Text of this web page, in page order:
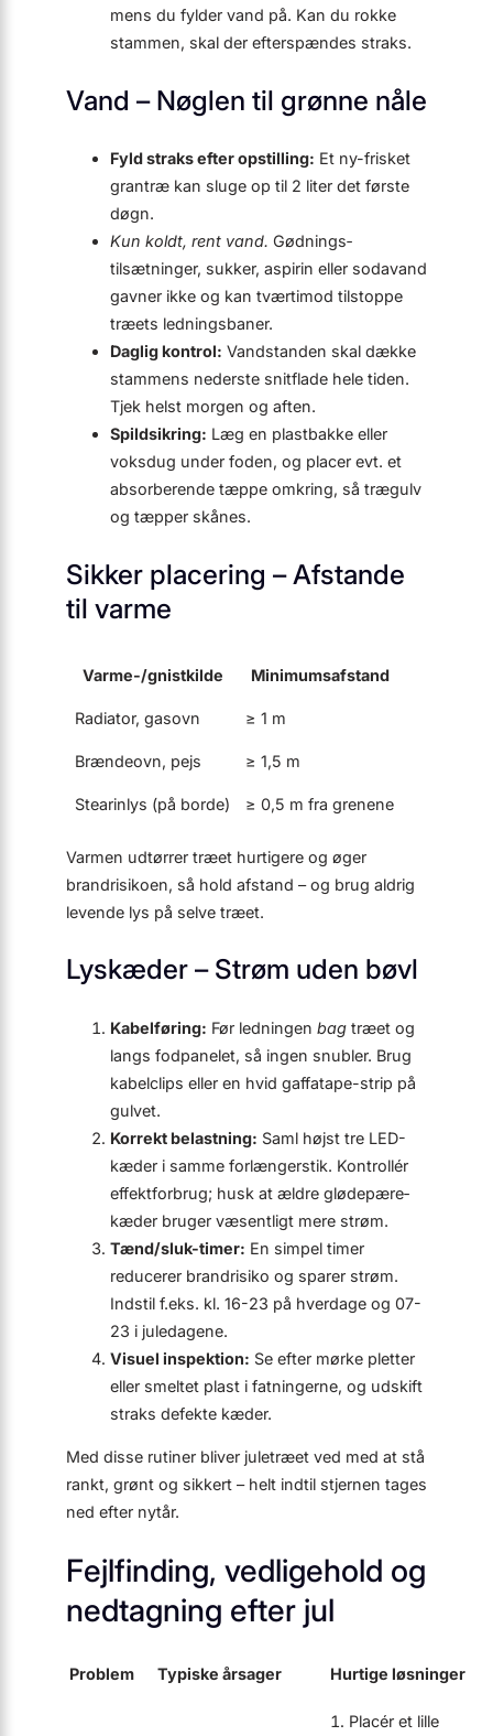
mens du fylder vand på. Kan du rokke
stammen, skal der efterspændes straks.
Vand – Nøglen til grønne nåle
Fyld straks efter opstilling: Et ny-frisket
grantræ kan sluge op til 2 liter det første
døgn.
Kun koldt, rent vand. Gødnings­
tilsætninger, sukker, aspirin eller sodavand
gavner ikke og kan tværtimod tilstoppe
træets ledningsbaner.
Daglig kontrol: Vandstanden skal dække
stammens nederste snitflade hele tiden.
Tjek helst morgen og aften.
Spildsikring: Læg en plastbakke eller
voksdug under foden, og placer evt. et
absorberende tæppe omkring, så trægulv
og tæpper skånes.
Sikker placering – Afstande
til varme
Varme-/gnistkilde Minimumsafstand
Radiator, gasovn ≥ 1 m
Brændeovn, pejs ≥ 1,5 m
Stearinlys (på borde) ≥ 0,5 m fra grenene
Varmen udtørrer træet hurtigere og øger
brandrisikoen, så hold afstand – og brug aldrig
levende lys på selve træet.
Lyskæder – Strøm uden bøvl
Kabelføring: Før ledningen bag træet og
langs fodpanelet, så ingen snubler. Brug
kabelclips eller en hvid gaffatape-strip på
gulvet.
Korrekt belastning: Saml højst tre LED-
kæder i samme forlænger­stik. Kontrollér
effekt­forbrug; husk at ældre glødepære­
kæder bruger væsentligt mere strøm.
Tænd/sluk-timer: En simpel timer
reducerer brandrisiko og sparer strøm.
Indstil f.eks. kl. 16-23 på hverdage og 07-
23 i jule­dagene.
Visuel inspektion: Se efter mørke pletter
eller smeltet plast i fatningerne, og udskift
straks defekte kæder.
Med disse rutiner bliver juletræet ved med at stå
rankt, grønt og sikkert – helt indtil stjernen tages
ned efter nytår.
Fejlfinding, vedligehold og
nedtagning efter jul
Problem Typiske årsager Hurtige løsninger
Placér et lille